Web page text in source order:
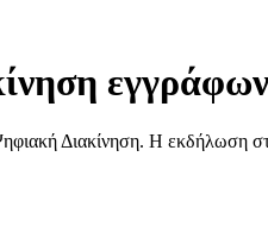
εγγράφων
Διακίνηση. Η εκδήλωση